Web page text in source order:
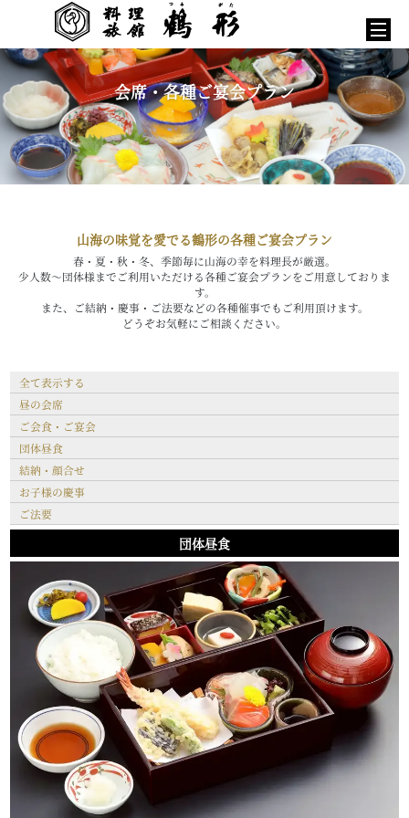
会席・各種ご宴会プラン
山海の味覚を愛でる鶴形の各種ご宴会プラン
春・夏・秋・冬、季節毎に山海の幸を料理長が厳選。
少人数～団体様までご利用いただける各種ご宴会プランをご用意しておりま
す。
また、ご結納・慶事・ご法要などの各種催事でもご利用頂けます。
どうぞお気軽にご相談ください。
全て表示する
昼の会席
ご会食・ご宴会
団体昼食
結納・顔合せ
お子様の慶事
ご法要
団体昼食